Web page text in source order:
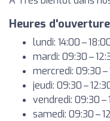
Heures d'ouverture
lundi: 14:00 –
mardi: 09:30 –
mercredi: 09:30 –
jeudi: 09:30 –
vendredi: 09:30 –
samedi: 09:30 –